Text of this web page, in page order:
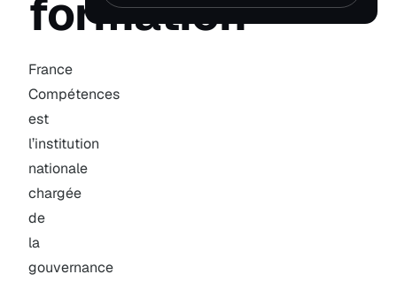
formation
France
Compétences
est
l’institution
nationale
chargée
de
la
gouvernance